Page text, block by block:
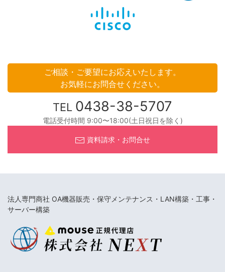
ご相談・ご要望にお応えいたします。
お気軽にお問合せください。
TEL 0438-38-5707
電話受付時間 9:00〜18:00(土日祝日を除く)
資料請求・お問合せ
法人専門商社 OA機器販売・保守メンテナンス・LAN構築・工事・
サーバー構築